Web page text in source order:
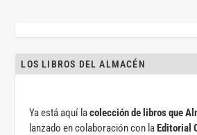
LOS LIBROS DEL ALMACÉN
Ya está aquí lacolección de libros que
lanzado en colaboración con laEditorial